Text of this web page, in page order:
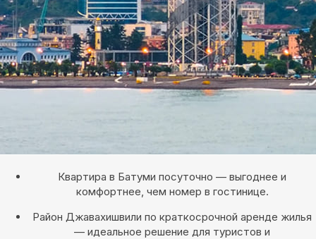
Квартира в Батуми посуточно — выгоднее и
комфортнее, чем номер в гостинице.
Район Джавахишвили по краткосрочной аренде жилья
— идеальное решение для туристов и